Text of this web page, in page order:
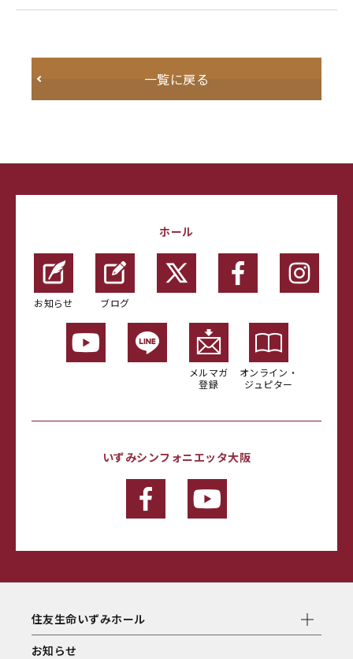
一覧に戻る
ホール
お知らせ ブログ
メルマガ
登録
オンライン・
ジュピター
いずみシンフォニエッタ大阪
住友生命いずみホール
お知らせ